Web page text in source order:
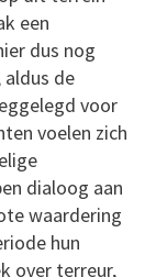
een
dus nog
aldus de
voor
voelen zich
dialoog aan
waardering
hun
over terreur,